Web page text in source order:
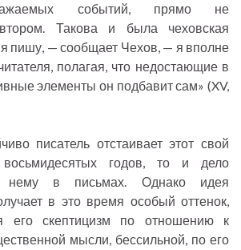
событий, прямо не
Такова и была чеховская
я пишу, — сообщает Чехов, — я вполне
полагая, что недостающие в
элементы он подбавит сам» (XV,
писатель отстаивает этот свой
годов, то и дело
нему в письмах. Однако идея
в это время особый оттенок,
его скептицизм по отношению к
мысли, бессильной, по его